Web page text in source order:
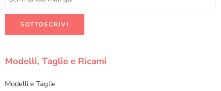
Modelli, Taglie e Ricami
Modelli e Taglie